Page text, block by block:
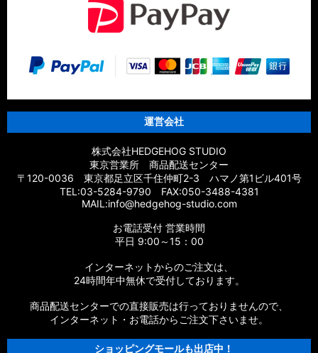
運営会社
株式会社HEDGEHOG STUDIO
東京営業所 商品配送センター
〒120-0036 東京都足立区千住仲町2-3 ハマノ第1ビル401号
TEL:03-5284-9790 FAX:050-3488-4381
MAIL:info@hedgehog-studio.com
お電話受付 営業時間
平日 9:00～15：00
インターネットからのご注文は、
24時間年中無休で受付しております。
商品配送センターでの直接販売は行っておりませんので、
インターネット・お電話からご注文下さいませ。
ショッピングモールも出店中！